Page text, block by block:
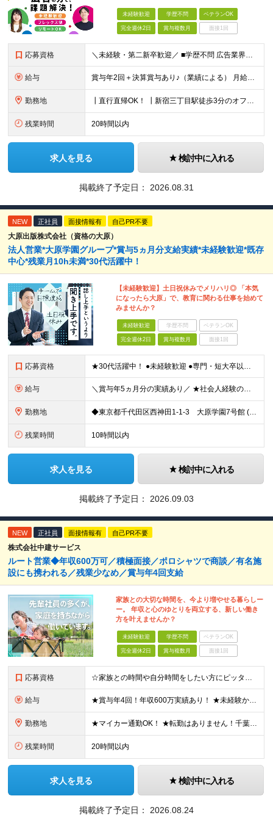
未経験歓迎 学歴不問 ベテランOK
完全週休2日 賞与複数月 面接1回
応募資格 ＼未経験・第二新卒歓迎／ ■学歴不問 広告業界の知識や経験は一切不問。 未経験から活躍している先輩が多数在籍中です！ ＜こんな方にオススメです！＞ ◎広告・マーケティングの世界に興味がある ◎自
給与 賞与年2回＋決算賞与あり♪（業績による） 月給30万円～ ※上記月給額を目安として、経験や前職給与などを踏まえ、相談のうえ給与額が変動する可能性がございます。 ※試用期間中は賞与対象外となります。
勤務地 ┃直行直帰OK！ ┃新宿三丁目駅徒歩3分のオフィス ┃転勤なし 【本社】 東京都新宿区新宿5-13-9 太平洋不動産新宿ビル 2F ＼オフィスの雰囲気についてご紹介／ 落ち着いた色味でまとめられた
残業時間 20時間以内
求人を見る 検討中に入れる
掲載終了予定日： 2026.08.31
NEW 正社員 面接情報有 自己PR不要
大原出版株式会社（資格の大原）
法人営業*大原学園グループ*賞与5ヵ月分支給実績*未経験歓迎*既存
中心*残業月10h未満*30代活躍中！
【未経験歓迎】土日祝休みでメリハリ◎ 「本気
になったら大原」で、教育に関わる仕事を始めて
みませんか？
未経験歓迎 学歴不問 ベテランOK
完全週休2日 賞与複数月 面接1回
応募資格 ★30代活躍中！ ●未経験歓迎 ●専門・短大卒以上 ●簡単なPCスキル（Excel、Wordでの入力ができる程度） 〜こんな方にピッタリです〜 ◎数字に追われず、お客様とじっくり向き合いたい方 ◎相
給与 ＼賞与年5ヵ月分の実績あり／ ★社会人経験の年数に応じて給与アップ！ ★実績に応じたベースアップも年1回実施しています ★営業経験者の方は、月給40万円も可能！ 【想定年収】400～800万円 ┗
勤務地 ◆東京都千代田区西神田1-1-3 大原学園7号館 (変更の範囲)上記を除く当社関連勤務地
残業時間 10時間以内
求人を見る 検討中に入れる
掲載終了予定日： 2026.09.03
NEW 正社員 面接情報有 自己PR不要
株式会社中建サービス
ルート営業◆年収600万可／積極面接／ポロシャツで商談／有名施
設にも携われる／残業少なめ／賞与年4回支給
家族との大切な時間を、今より増やせる暮らしー
ー。 年収と心のゆとりを両立する、新しい働き
方を叶えませんか？
未経験歓迎 学歴不問 ベテランOK
完全週休2日 賞与複数月 面接1回
応募資格 ☆家族との時間や自分時間をしたい方にピッタリの環境です ◆要普通自動車運転免許（AT限定可） ◆学歴不問 ★こんな方にピッタリです！ ・フットワーク軽く行動できる方 ・人の話に素直に耳を傾けられる方
給与 ★賞与年4回！年収600万実績あり！ ★未経験からでも基本給27万円スタートと、安定した収入を得られる環境です！ 月給27万円～29万円＋各種手当＋賞与年2回（＋業績賞与年2回） ※経験・スキルを考
勤務地 ★マイカー通勤OK！ ★転勤はありません！千葉＆大阪で積極採用中！ 【千葉】千葉県白井市富塚1番 【大阪】大阪府堺市堺区南半町東1丁目1番10号 ※(変更の範囲)上記を除く当社関連勤務地
残業時間 20時間以内
求人を見る 検討中に入れる
掲載終了予定日： 2026.08.24